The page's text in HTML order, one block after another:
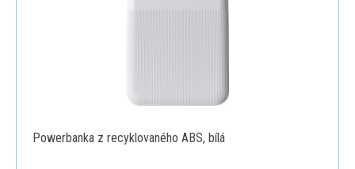
Powerbanka z recyklovaného ABS, bílá